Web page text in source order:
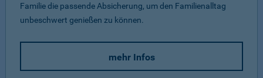
Familie die passende Absicherung, um den Familienalltag
unbeschwert genießen zu können.
mehr Infos